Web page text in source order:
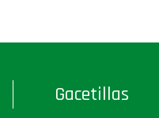
Gacetillas